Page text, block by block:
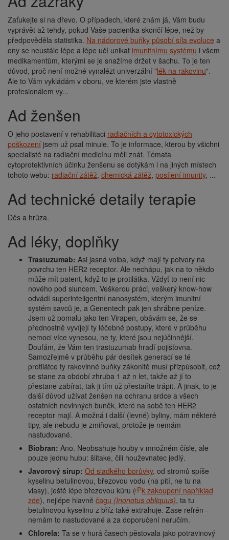
Zaťukejte si na dřevo. O případech, které znám já, Vám budu
vyprávět až tehdy, pokud Vaše pacientka skončí lépe, než by
předpověděla statistika. Na nádorové buňky působí síla evoluce a
ony se neustále lépe a lépe učí unikat imunitnímu systému i všem
medikamentům, kterými se je snažíme držet v šachu. To je ten
důvod, proč není možné vynalézt univerzální "lék na rakovinu".
Ale to Vám vykládám v oboru, ve kterém jste vlastně
profesionálem vy...
Ad ženšen
O jeho postavení v rehabilitaci radiačních a cytotoxických
poškození jsem už psal minule. To je informace, kterou by všichni
specialisté na radiační medicínu měli znát. Témata
cytoprotektivních účinku ženšenu se dotýkám i na jiných místech
tohoto webu: radiační zátěž, chemická zátěž, posílení imunity, ...
Ad technické detaily terapie
Děs a hrůza.
Ad léky, doplňky
Trastuzumab: Asi jasná volba, když mají ty potvory na
povrchu ten HER2 receptor. Ale nechápu, jak na to někdo
může mít patent, když to je protilátka. Vždyť to není nic
nového pod sluncem. Veškerou práci, veškerý know-how
odvádí superinteligentní nanosystém, kterým imunitní
systém savců je, a Genentech pak jen shrábne peníze.
Jsem už pomalu jako ten Virapen, obávám se, že se
přednostně vyvíjejí ty léčebné postupy, které v průběhu
nemoci více vynesou, ne ty, které jsou nejúčinnější.
Doufám, že Vám ten trastuzumab hradí pojišťovna.
Samozřejmě v průběhu pár desítek generací se té
protilátce ty rakovinné buňky zákonitě musí přizpůsobit, což
se stane za období zhruba 1 až n let, takže až jí to
přestane zabírat, tak ji tím už přestaňte trápit. A jinak, to je
další důvod užívat ženšen na ochranu srdce a všech
ostatních nevinných buněk, které na sobě ten HER2
receptor mají. A možná i další (levné) byliny, mám některé
tipy, ale nebudu je zmiňovat, protože je nemám
nastudované.
Biobran: Ano. Neobsahuje houby v množném čísle, ale
pouze jednu hubu: šiitake, čili houževnatec jedlý.
Javorový sirup: Od sladkého borůvky, od stromů spíše
kyselinu betulinovou, březovou vodu (na pití, ne tu na
vlasy), ještě lépe březovou kůru (
k zakoupení například
zde), nejlépe hlavně čagu (Inonotus obliquus), ta tu
betulinovou kyselinu z bříz také extrahuje. Zase refrén -
nemám to nastudované a za doporučení neručím.
Chlorela: Ta se v hurá časech pěstovala jako potravinový